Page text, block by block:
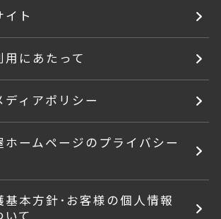
ト
にあたって
ディアポリシー
ホームページのプライバシー
基本方針･お客様の個人情報
て